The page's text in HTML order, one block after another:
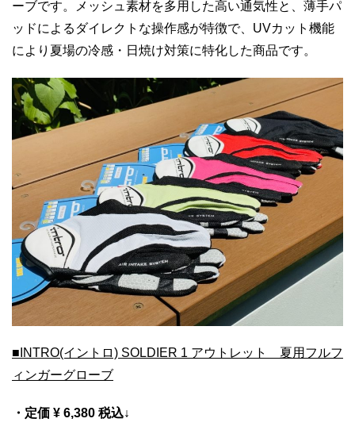
ーブです。メッシュ素材を多用した高い通気性と、薄手パ
ッドによるダイレクトな操作感が特徴で、UVカット機能
により夏場の冷感・日焼け対策に特化した商品です。
■INTRO(イントロ) SOLDIER 1 アウトレット 夏用フルフ
ィンガーグローブ
・定価 ¥ 6,380 税込↓